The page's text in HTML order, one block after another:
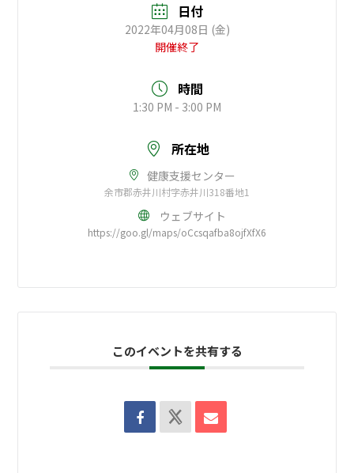
日付
2022年04月08日 (金)
開催終了
時間
1:30 PM - 3:00 PM
所在地
健康支援センター
余市郡赤井川村字赤井川318番地1
ウェブサイト
https://goo.gl/maps/oCcsqafba8ojfXfX6
このイベントを共有する